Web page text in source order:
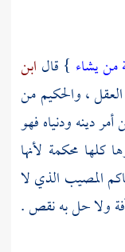
من يشاء } قال ابن
، والحكيم من
دينه ودنياه فهو
كلها محكمة لأنها
المصيب الذي لا
آفة ولا حل به نقص .